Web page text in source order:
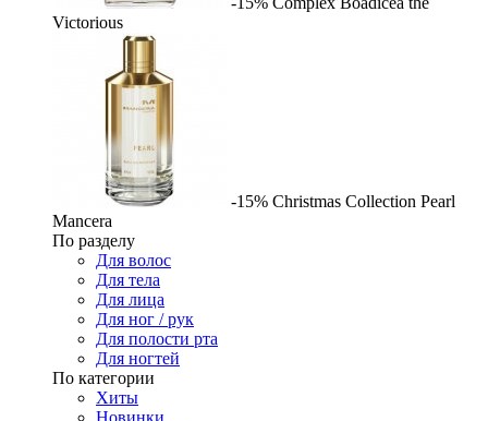
Victorious
-15% Christmas Collection Pearl
Mancera
По разделу
Для волос
Для тела
Для лица
Для ног / рук
Для полости рта
Для ногтей
По категории
Хиты
Новинки